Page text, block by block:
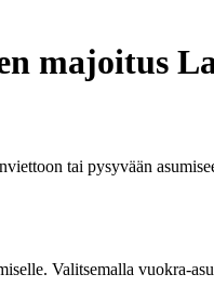
majoitus
tai pysyvään
Valitsemalla vuokra-